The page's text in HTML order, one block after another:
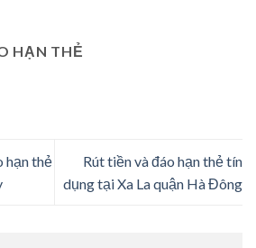
HẠN THẺ
hạn thẻ
Rút tiền và đáo hạn thẻ tín
dụng tại Xa La quận Hà Đông